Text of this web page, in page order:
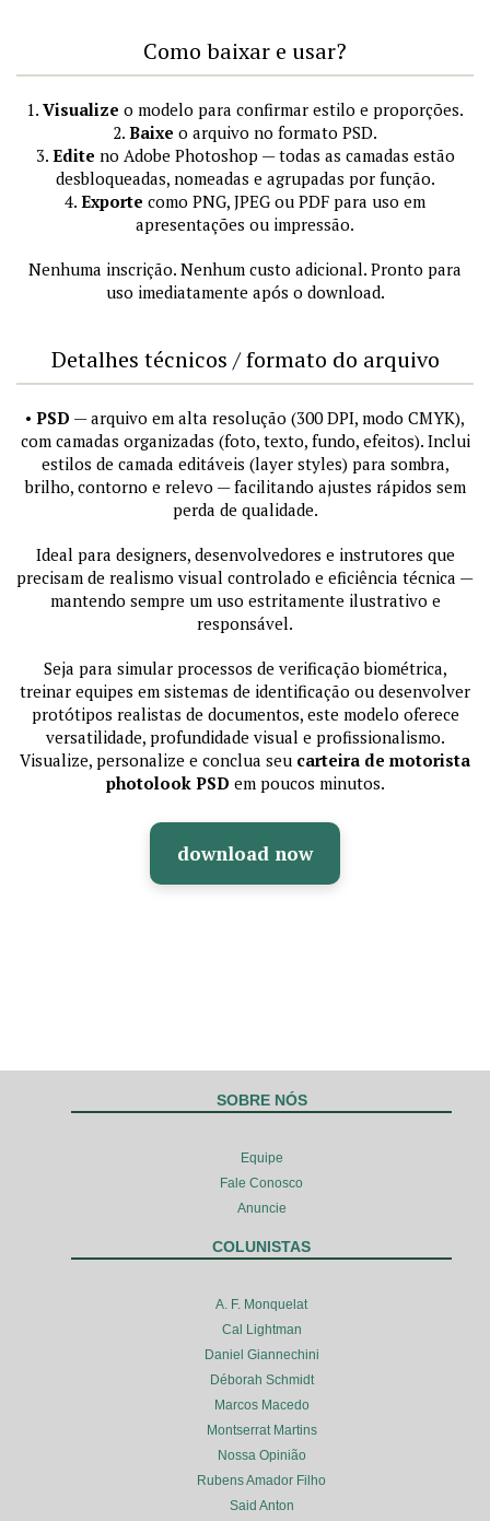
Como baixar e usar?
1. Visualize o modelo para confirmar estilo e proporções.
2. Baixe o arquivo no formato PSD.
3. Edite no Adobe Photoshop — todas as camadas estão
desbloqueadas, nomeadas e agrupadas por função.
4. Exporte como PNG, JPEG ou PDF para uso em
apresentações ou impressão.
Nenhuma inscrição. Nenhum custo adicional. Pronto para
uso imediatamente após o download.
Detalhes técnicos / formato do arquivo
• PSD — arquivo em alta resolução (300 DPI, modo CMYK),
com camadas organizadas (foto, texto, fundo, efeitos). Inclui
estilos de camada editáveis (layer styles) para sombra,
brilho, contorno e relevo — facilitando ajustes rápidos sem
perda de qualidade.
Ideal para designers, desenvolvedores e instrutores que
precisam de realismo visual controlado e eficiência técnica —
mantendo sempre um uso estritamente ilustrativo e
responsável.
Seja para simular processos de verificação biométrica,
treinar equipes em sistemas de identificação ou desenvolver
protótipos realistas de documentos, este modelo oferece
versatilidade, profundidade visual e profissionalismo.
Visualize, personalize e conclua seu carteira de motorista
photolook PSD em poucos minutos.
download now
SOBRE NÓS
Equipe
Fale Conosco
Anuncie
COLUNISTAS
A. F. Monquelat
Cal Lightman
Daniel Giannechini
Déborah Schmidt
Marcos Macedo
Montserrat Martins
Nossa Opinião
Rubens Amador Filho
Said Anton